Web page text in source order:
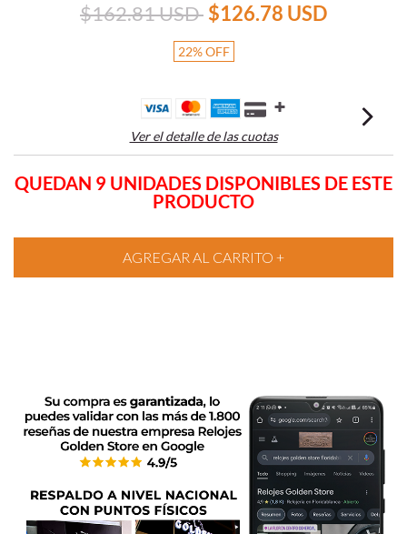
$162.81 USD $126.78 USD
22%OFF
Ver el detalle de las cuotas
QUEDAN 9 UNIDADES DISPONIBLES DE ESTE
PRODUCTO